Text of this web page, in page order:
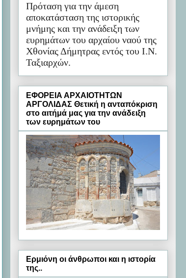
Πρόταση για την άμεση
αποκατάσταση της ιστορικής
μνήμης και την ανάδειξη των
ευρημάτων του αρχαίου ναού της
Χθονίας Δήμητρας εντός του Ι.Ν.
Ταξιαρχών.
ΕΦΟΡΕΙΑ ΑΡΧΑΙΟΤΗΤΩΝ
ΑΡΓΟΛΙΔΑΣ Θετική η ανταπόκριση
στο αιτήμά μας για την ανάδειξη
των ευρημάτων του
Ερμιόνη oι άνθρωποι και η ιστορία
της..